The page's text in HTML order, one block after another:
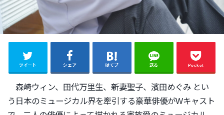
ツイート シェア はてブ 送る Pocket
森崎ウィン、田代万里生、新妻聖子、濱田めぐみ とい
う日本のミュージカル界を牽引する豪華俳優がWキャスト